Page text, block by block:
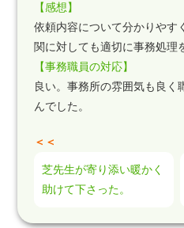
【感想】
依頼内容について分かりやす
関に対しても適切に事務処理
【事務職員の対応】
良い。事務所の雰囲気も良く
んでした。
＜＜
芝先生が寄り添い暖かく
助けて下さった。